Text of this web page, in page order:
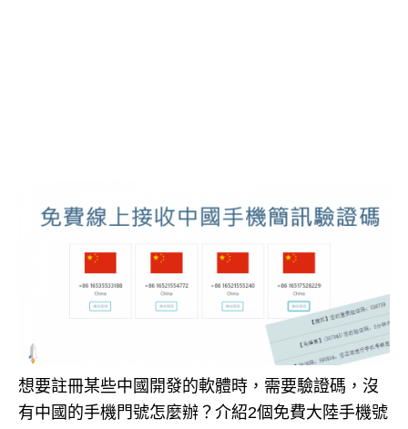
想要註冊某些中國開發的軟體時，需要驗證碼，沒
有中國的手機門號怎麼辦？介紹2個免費大陸手機號